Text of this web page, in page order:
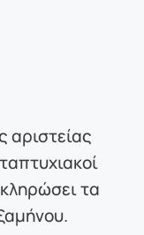
αριστείας
τα